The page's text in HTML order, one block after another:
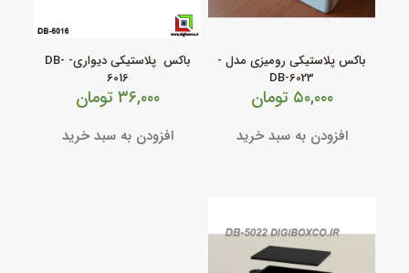
باکس پلاستیکی رومیزی مدل -
DB-6023
۵۰,۰۰۰ تومان
افزودن به سبد خرید
باکس پلاستیکی دیواری- DB-
6016
۳۶,۰۰۰ تومان
افزودن به سبد خرید